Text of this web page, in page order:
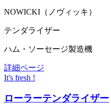
NOWICKI（ノヴィッキ）
テンダライザー
ハム・ソーセージ製造機
詳細ページ
It's fresh !
ローラーテンダライザー